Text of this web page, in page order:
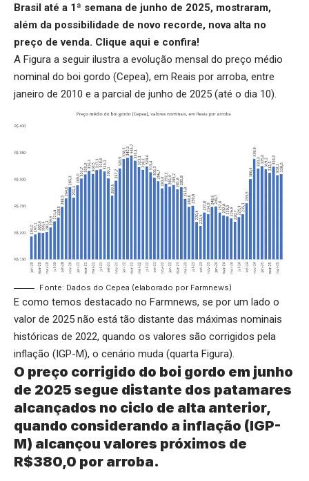
Brasil até a 1ª semana de junho de 2025, mostraram,
além da possibilidade de novo recorde, nova alta no
preço de venda. Clique aqui e confira!
A Figura a seguir ilustra a evolução mensal do preço médio
nominal do boi gordo (Cepea), em Reais por arroba, entre
janeiro de 2010 e a parcial de junho de 2025 (até o dia 10).
Fonte: Dados do Cepea (elaborado por Farmnews)
E como temos destacado no Farmnews, se por um lado o
valor de 2025 não está tão distante das máximas nominais
históricas de 2022, quando os valores são corrigidos pela
inflação (IGP-M), o cenário muda (quarta Figura).
O preço corrigido do boi gordo em junho
de 2025 segue distante dos patamares
alcançados no ciclo de alta anterior,
quando considerando a inflação (IGP-
M) alcançou valores próximos de
R$380,0 por arroba.